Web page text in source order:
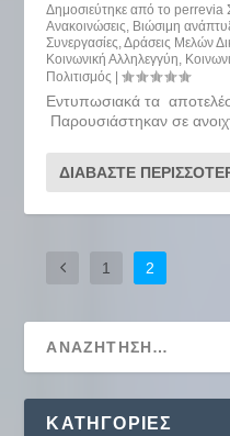
Δημοσιεύτηκε από τοperrevia
Ανακοινώσεις Βιώσιμη
Συνεργασίες ,Δράσεις Μελών
Κοινωνική Αλληλεγγύη
Πολιτισμός |
Εντυπωσιακά τα
Παρουσιάστηκαν σε
ΔΙΑΒΆΣΤΕ
1 2
KΑΤΗΓΟΡΊΕΣ